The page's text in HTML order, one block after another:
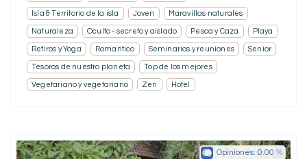
Isla & Territorio de la isla Joven Maravillas naturales
Naturaleza Oculto - secreto y aislado Pesca y Caza Playa
Retiros y Yoga Romantico Seminarios y reuniones Senior
Tesoros de nuestro planeta Top de los mejores
Vegetariano y vegetariano Zen Hotel
Opiniones: 0.00